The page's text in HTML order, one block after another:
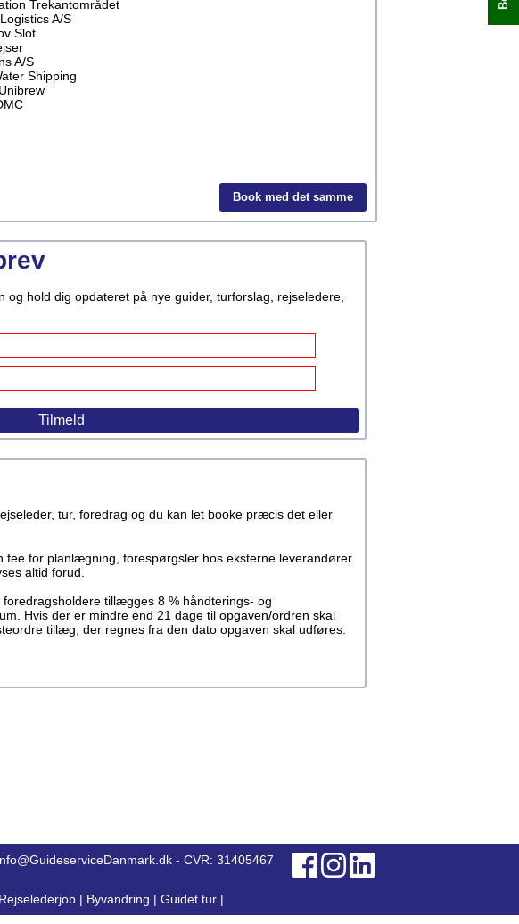
Trekantområdet
A/S
Slot
A/S
Shipping
Book med det samme
hold dig opdateret på nye guider, turforslag, rejseledere,
tur, foredrag og du kan let booke præcis det eller
for planlægning, forespørgsler hos eksterne leverandører
altid forud.
tillægges 8 % håndterings- og
Hvis der er mindre end 21 dage til opgaven/ordren skal
tillæg, der regnes fra den dato opgaven skal udføres.
- CVR: 31405467
Rejselederjob | Byvandring | Guidet tur |